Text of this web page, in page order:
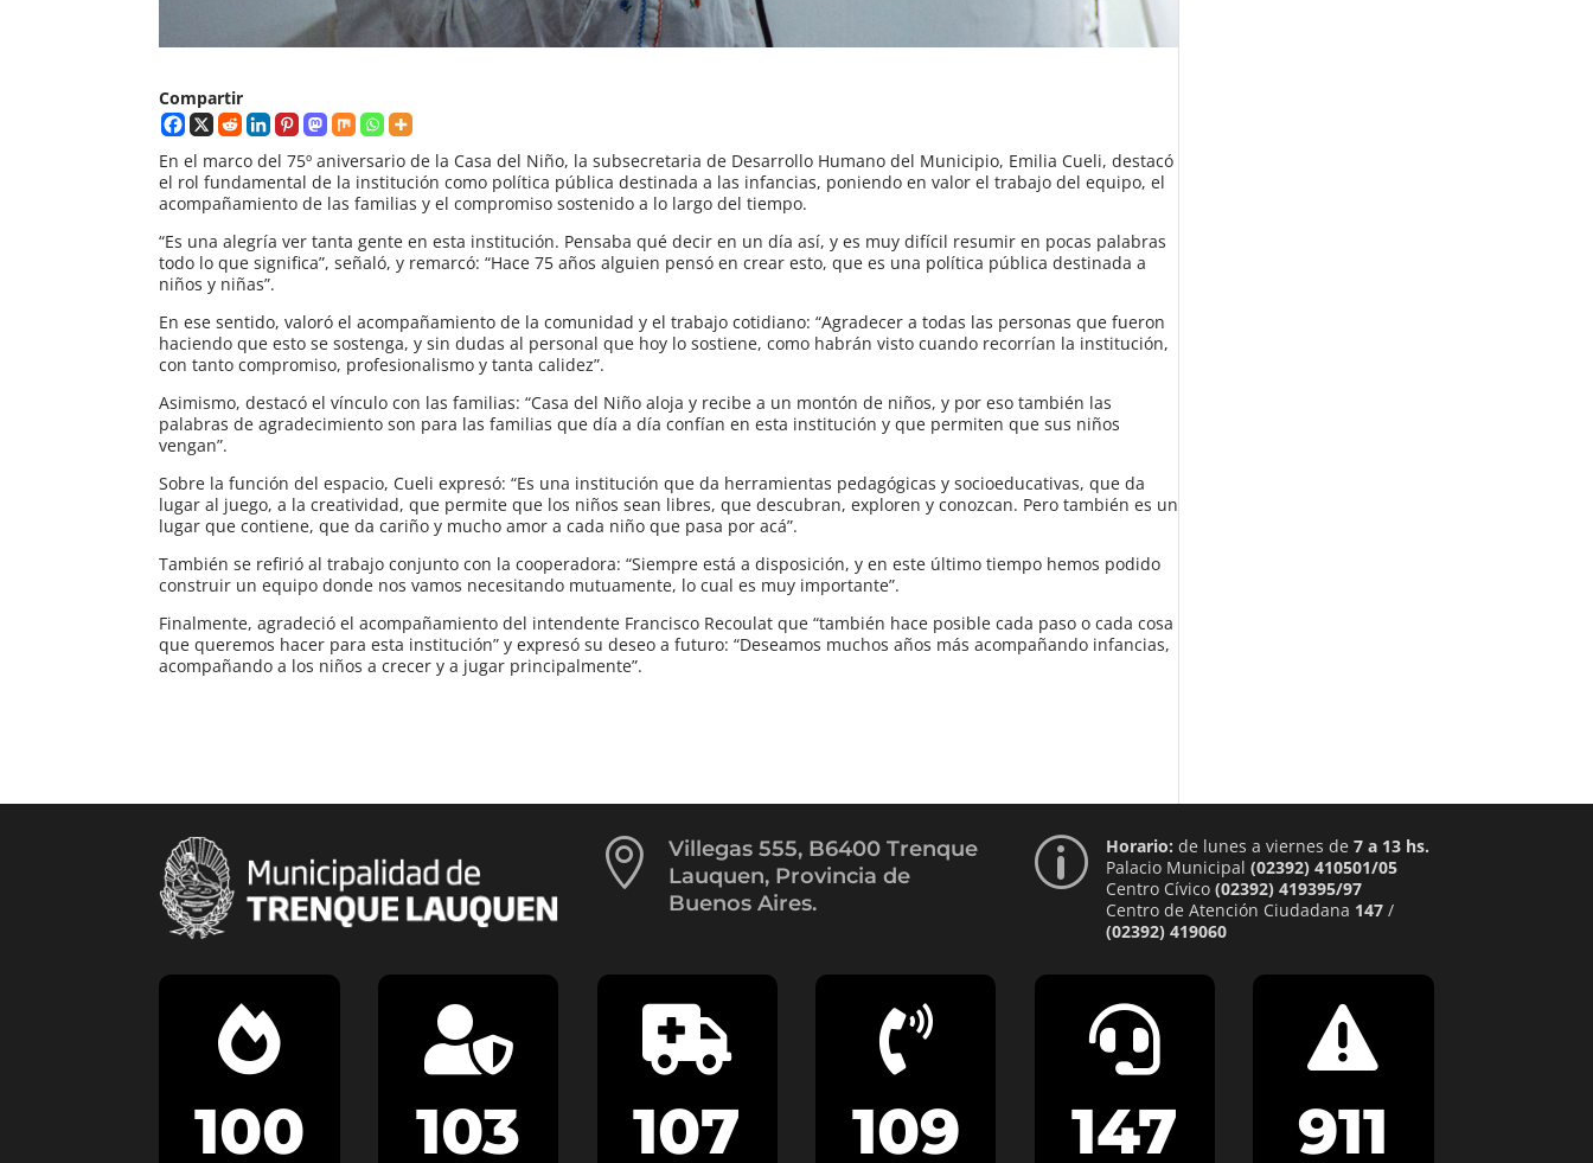
Compartir
En el marco del 75º aniversario de la Casa del Niño, la subsecretaria de Desarrollo Humano del Municipio, Emilia Cueli, destacó
el rol fundamental de la institución como política pública destinada a las infancias, poniendo en valor el trabajo del equipo, el
acompañamiento de las familias y el compromiso sostenido a lo largo del tiempo.
“Es una alegría ver tanta gente en esta institución. Pensaba qué decir en un día así, y es muy difícil resumir en pocas palabras
todo lo que significa”, señaló, y remarcó: “Hace 75 años alguien pensó en crear esto, que es una política pública destinada a
niños y niñas”.
En ese sentido, valoró el acompañamiento de la comunidad y el trabajo cotidiano: “Agradecer a todas las personas que fueron
haciendo que esto se sostenga, y sin dudas al personal que hoy lo sostiene, como habrán visto cuando recorrían la institución,
con tanto compromiso, profesionalismo y tanta calidez”.
Asimismo, destacó el vínculo con las familias: “Casa del Niño aloja y recibe a un montón de niños, y por eso también las
palabras de agradecimiento son para las familias que día a día confían en esta institución y que permiten que sus niños
vengan”.
Sobre la función del espacio, Cueli expresó: “Es una institución que da herramientas pedagógicas y socioeducativas, que da
lugar al juego, a la creatividad, que permite que los niños sean libres, que descubran, exploren y conozcan. Pero también es un
lugar que contiene, que da cariño y mucho amor a cada niño que pasa por acá”.
También se refirió al trabajo conjunto con la cooperadora: “Siempre está a disposición, y en este último tiempo hemos podido
construir un equipo donde nos vamos necesitando mutuamente, lo cual es muy importante”.
Finalmente, agradeció el acompañamiento del intendente Francisco Recoulat que “también hace posible cada paso o cada cosa
que queremos hacer para esta institución” y expresó su deseo a futuro: “Deseamos muchos años más acompañando infancias,
acompañando a los niños a crecer y a jugar principalmente”.

Villegas 555, B6400 Trenque
Lauquen, Provincia de
Buenos Aires.
p Horario: de lunes a viernes de 7 a 13 hs.
Palacio Municipal (02392) 410501/05
Centro Cívico (02392) 419395/97
Centro de Atención Ciudadana 147/
(02392) 419060

100

103

107

109

147

911